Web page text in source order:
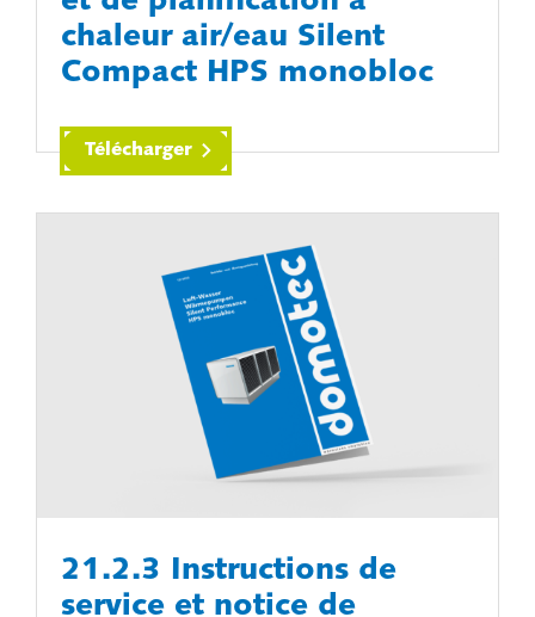
chaleur air/eau Silent
Compact HPS monobloc
Télécharger
21.2.3 Instructions de
service et notice de